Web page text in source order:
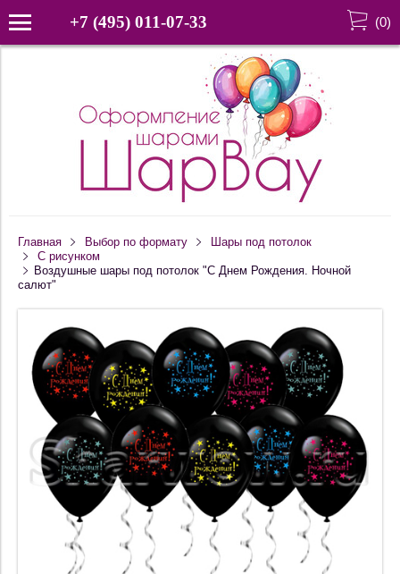
+7 (495) 011-07-33 (0)
Главная Выбор по формату
Шары под потолок
С рисунком
Воздушные шары под потолок "С Днем Рождения. Ночной
салют"